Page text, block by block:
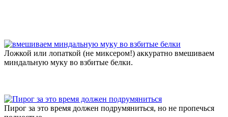
Ложкой или лопаткой (не миксером!) аккуратно вмешиваем
миндальную муку во взбитые белки.
Пирог за это время должен подрумяниться, но не пропечься